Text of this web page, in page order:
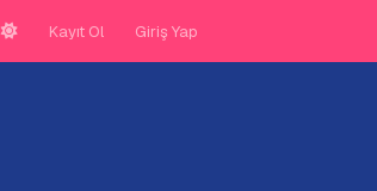
Kayıt Ol Giriş Yap